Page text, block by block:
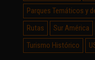
Parques Temáticos y
Rutas
Sur América
Turismo Histórico